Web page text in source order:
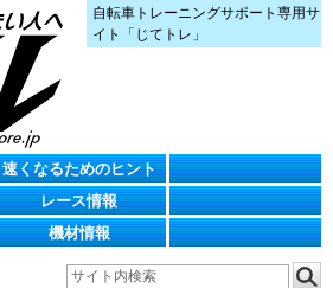
自転車トレーニングサポート専用サ
イト「じてトレ」
速くなるためのヒント
レース情報
機材情報